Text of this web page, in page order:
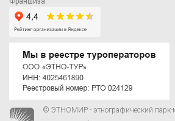
© ЭТНОМИР - этнографический парк-